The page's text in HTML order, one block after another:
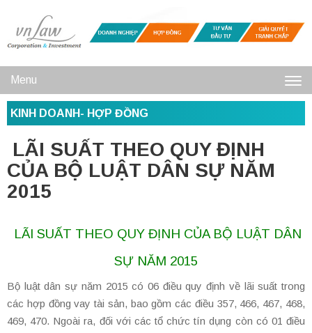
Menu
KINH DOANH- HỢP ĐỒNG
LÃI SUẤT THEO QUY ĐỊNH
CỦA BỘ LUẬT DÂN SỰ NĂM
2015
LÃI SUẤT THEO QUY ĐỊNH CỦA BỘ LUẬT DÂN
SỰ NĂM 2015
Bộ luật dân sự năm 2015 có 06 điều quy định về lãi suất trong
các hợp đồng vay tài sản, bao gồm các điều 357, 466, 467, 468,
469, 470. Ngoài ra, đối với các tổ chức tín dụng còn có 01 điều